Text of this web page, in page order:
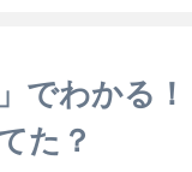
でわかる
た？